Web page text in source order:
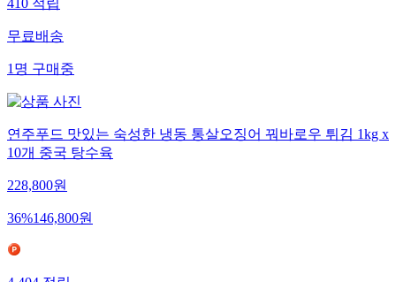
410적립
무료배송
1명구매중
연주푸드 맛있는 숙성한 냉동 통살오징어 꿔바로우 튀김 1kg x
10개 중국 탕수육
228,800원
36%146,800원